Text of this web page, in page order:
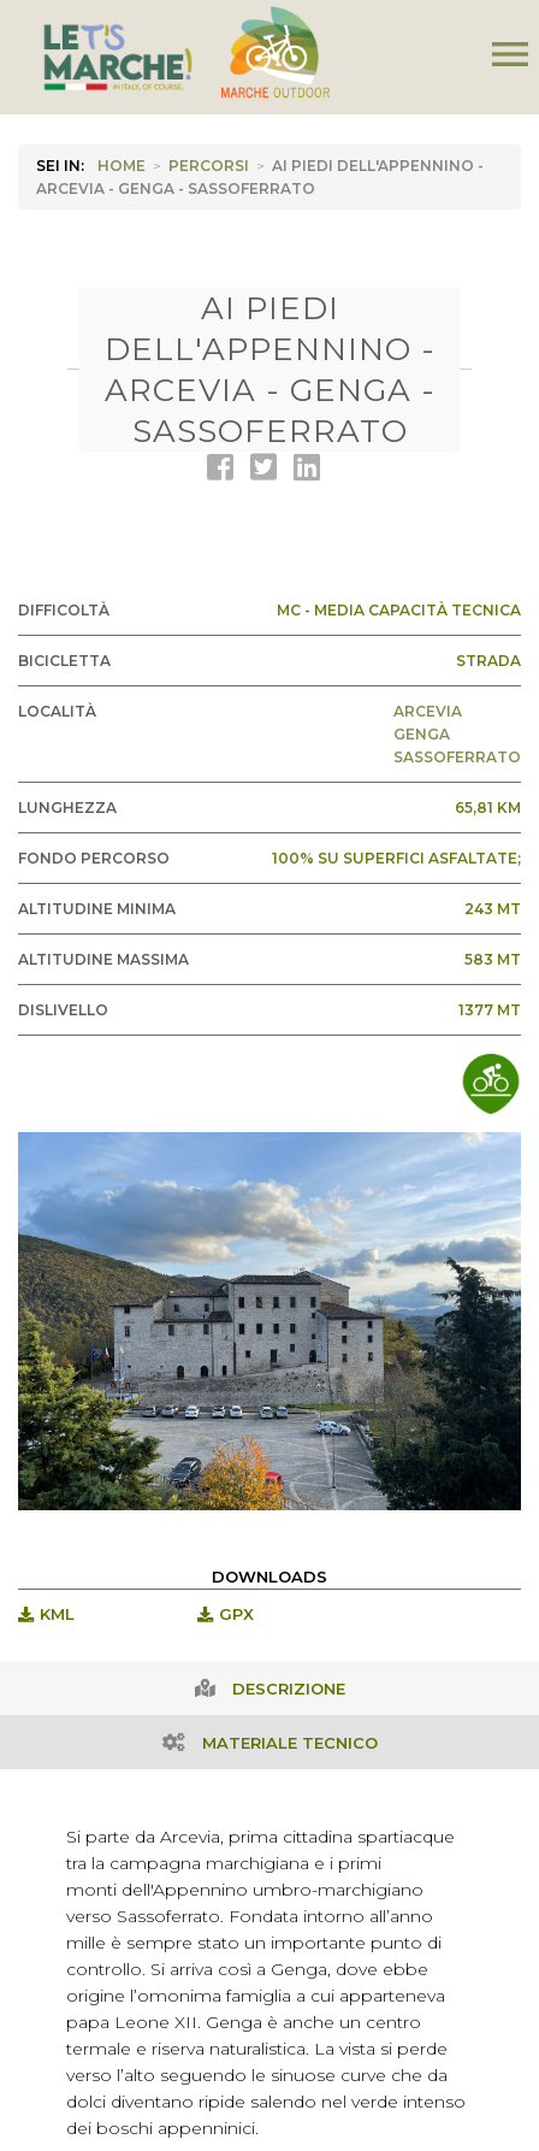
menu
SEI IN: HOME > PERCORSI > AI PIEDI DELL'APPENNINO -
ARCEVIA - GENGA - SASSOFERRATO
AI PIEDI
DELL'APPENNINO -
ARCEVIA - GENGA -
SASSOFERRATO
DIFFICOLTÀ MC - MEDIA CAPACITÀ TECNICA
BICICLETTA STRADA
LOCALITÀ
ARCEVIA
GENGA
SASSOFERRATO
LUNGHEZZA 65,81 KM
FONDO PERCORSO 100% SU SUPERFICI ASFALTATE;
ALTITUDINE MINIMA 243 MT
ALTITUDINE MASSIMA 583 MT
DISLIVELLO 1377 MT
DOWNLOADS
KML
GPX
DESCRIZIONE
MATERIALE TECNICO
Si parte da Arcevia, prima cittadina spartiacque
tra la campagna marchigiana e i primi
monti dell'Appennino umbro-marchigiano
verso Sassoferrato. Fondata intorno all’anno
mille è sempre stato un importante punto di
controllo. Si arriva così a Genga, dove ebbe
origine l’omonima famiglia a cui apparteneva
papa Leone XII. Genga è anche un centro
termale e riserva naturalistica. La vista si perde
verso l’alto seguendo le sinuose curve che da
dolci diventano ripide salendo nel verde intenso
dei boschi appenninici.